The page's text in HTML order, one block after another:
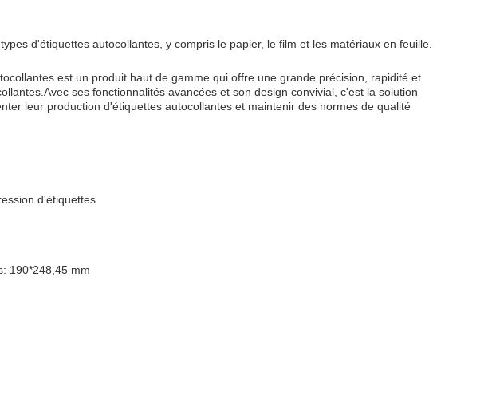
d'étiquettes autocollantes, y compris le papier, le film et les matériaux en feuille.
est un produit haut de gamme qui offre une grande précision, rapidité et
ses fonctionnalités avancées et son design convivial, c'est la solution
leur production d'étiquettes autocollantes et maintenir des normes de qualité
d'étiquettes
190*248,45 mm